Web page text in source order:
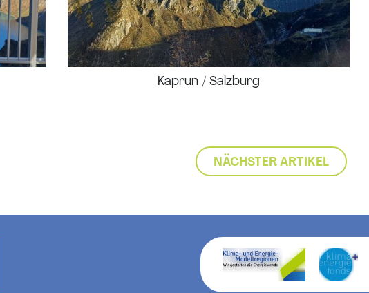
Kaprun / Salzburg
NÄCHSTER ARTIKEL